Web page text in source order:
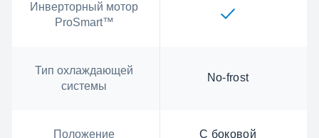
Инверторный мотор
ProSmart™
Тип охлаждающей
системы
No-frost
Положение С боковой